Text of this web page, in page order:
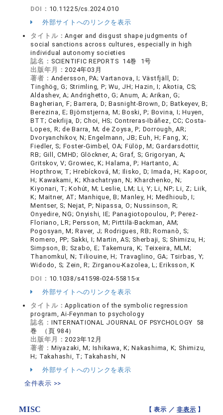
DOI： 10.11225/cs.2024.010
外部サイトへのリンクを表示
タイトル：Anger and disgust shape judgments of
social sanctions across cultures, especially in high
individual autonomy societies
誌名： SCIENTIFIC REPORTS 14巻 1号
出版年月：2024年03月
著者： Andersson, PA; Vartanova, I; Västfjäll, D;
Tinghög, G; Strimling, P; Wu, JH; Hazin, I; Akotia, CS;
Aldashev, A; Andrighetto, G; Anum, A; Arikan, G;
Bagherian, F; Barrera, D; Basnight-Brown, D; Batkeyev, B;
Berezina, E; Björnstjerna, M; Boski, P; Bovina, I; Huyen,
BTT; Cekrlija, D; Choi, HS; Contreras-Ibáñez, CC; Costa-
Lopes, R; de Barra, M; de Zoysa, P; Dorrough, AR;
Dvoryanchikov, N; Engelmann, JB; Euh, H; Fang, X;
Fiedler, S; Foster-Gimbel, OA; Fülöp, M; Gardarsdottir,
RB; Gill, CMHD; Glöckner, A; Graf, S; Grigoryan, A;
Gritskov, V; Growiec, K; Halama, P; Hartanto, A;
Hopthrow, T; Hrebícková, M; Ilisko, D; Imada, H; Kapoor,
H; Kawakami, K; Khachatryan, N; Kharchenko, N;
Kiyonari, T; Kohút, M; Leslie, LM; Li, Y; Li, NP; Li, Z; Liik,
K; Maitner, AT; Manhique, B; Manley, H; Medhioub, I;
Mentser, S; Nejat, P; Nipassa, O; Nussinson, R;
Onyedire, NG; Onyishi, IE; Panagiotopoulou, P; Perez-
Floriano, LR; Persson, M; Pirttilä-Backman, AM;
Pogosyan, M; Raver, J; Rodrigues, RB; Romanò, S;
Romero, PP; Sakki, I; Martin, AS; Sherbaji, S; Shimizu, H;
Simpson, B; Szabo, E; Takemura, K; Teixeira, MLM;
Thanomkul, N; Tiliouine, H; Travaglino, GA; Tsirbas, Y;
Widodo, S; Zein, R; Zirganou-Kazolea, L; Eriksson, K
DOI： 10.1038/s41598-024-55815-x
外部サイトへのリンクを表示
タイトル：Application of the symbolic regression
program, Ai-Feynman to psychology
誌名： INTERNATIONAL JOURNAL OF PSYCHOLOGY 58
巻 （頁 984）
出版年月：2023年12月
著者： Miyazaki, M; Ishikawa, K; Nakashima, K; Shimizu,
H; Takahashi, T; Takahashi, N
外部サイトへのリンクを表示
全件表示 >>
MISC 【 表示 ／非表示 】